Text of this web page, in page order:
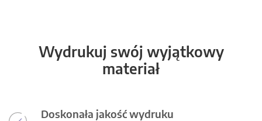
Wydrukuj swój wyjątkowy
materiał
Doskonała jakość wydruku